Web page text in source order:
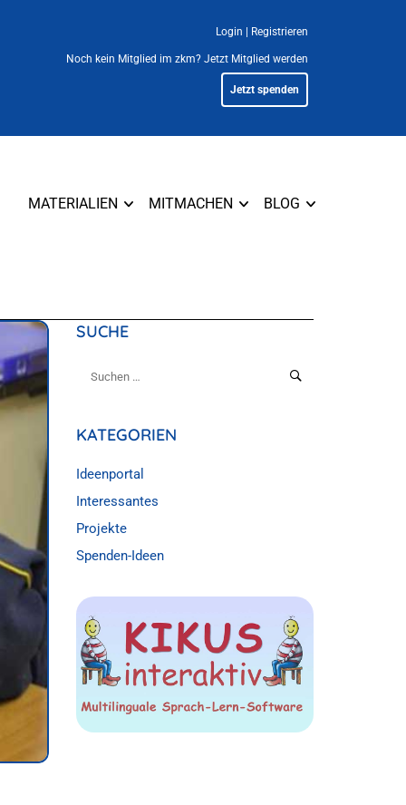
Login Registrieren
Noch kein Mitglied im zkm? Jetzt Mitglied werden
Jetzt spenden
MATERIALIEN MITMACHEN BLOG
SUCHE
KATEGORIEN
Ideenportal
Interessantes
Projekte
Spenden-Ideen